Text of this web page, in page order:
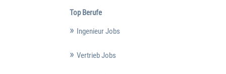
Top Berufe
Ingenieur Jobs
Vertrieb Jobs